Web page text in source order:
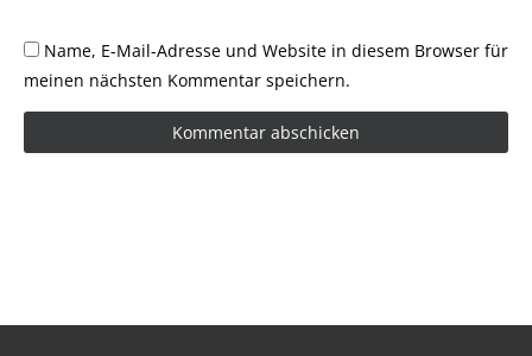
Name, E-Mail-Adresse und Website in diesem Browser für
meinen nächsten Kommentar speichern.